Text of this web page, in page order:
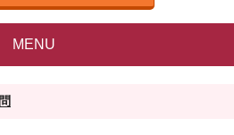
MENU